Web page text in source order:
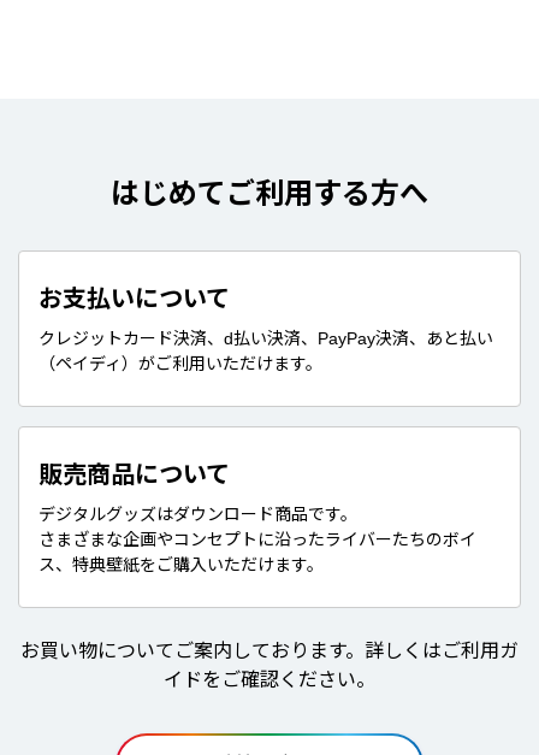
はじめてご利用する方へ
お支払いについて
クレジットカード決済、d払い決済、PayPay決済、あと払い
（ペイディ）がご利用いただけます。
販売商品について
デジタルグッズはダウンロード商品です。
さまざまな企画やコンセプトに沿ったライバーたちのボイ
ス、特典壁紙をご購入いただけます。
お買い物についてご案内しております。詳しくはご利用ガ
イドをご確認ください。